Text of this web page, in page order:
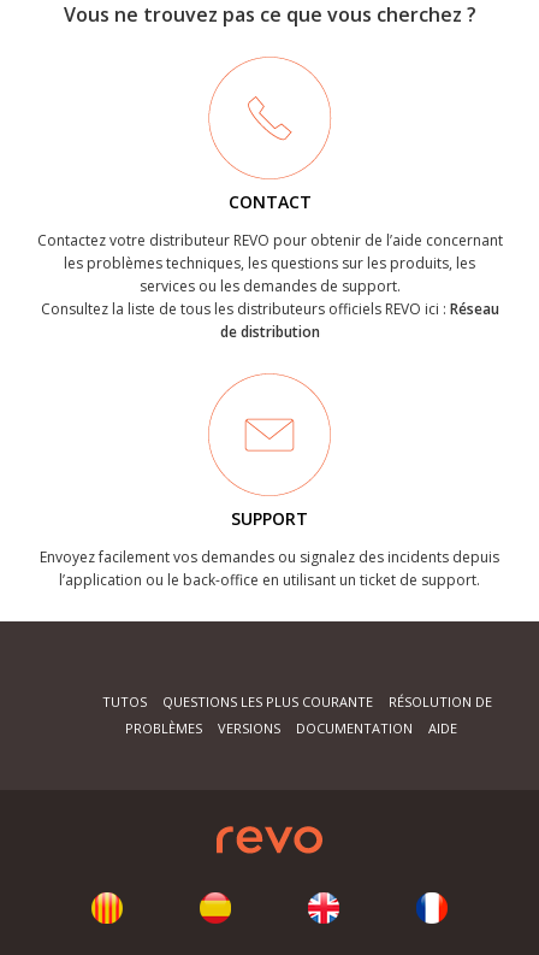
Vous ne trouvez pas ce que vous cherchez ?
CONTACT
Contactez votre distributeur REVO pour obtenir de l’aide concernant
les problèmes techniques, les questions sur les produits, les
services ou les demandes de support.
Consultez la liste de tous les distributeurs officiels REVO ici : Réseau
de distribution
SUPPORT
Envoyez facilement vos demandes ou signalez des incidents depuis
l’application ou le back-office en utilisant un ticket de support.
TUTOS QUESTIONS LES PLUS COURANTE
RÉSOLUTION DE
PROBLÈMES
VERSIONS DOCUMENTATION AIDE